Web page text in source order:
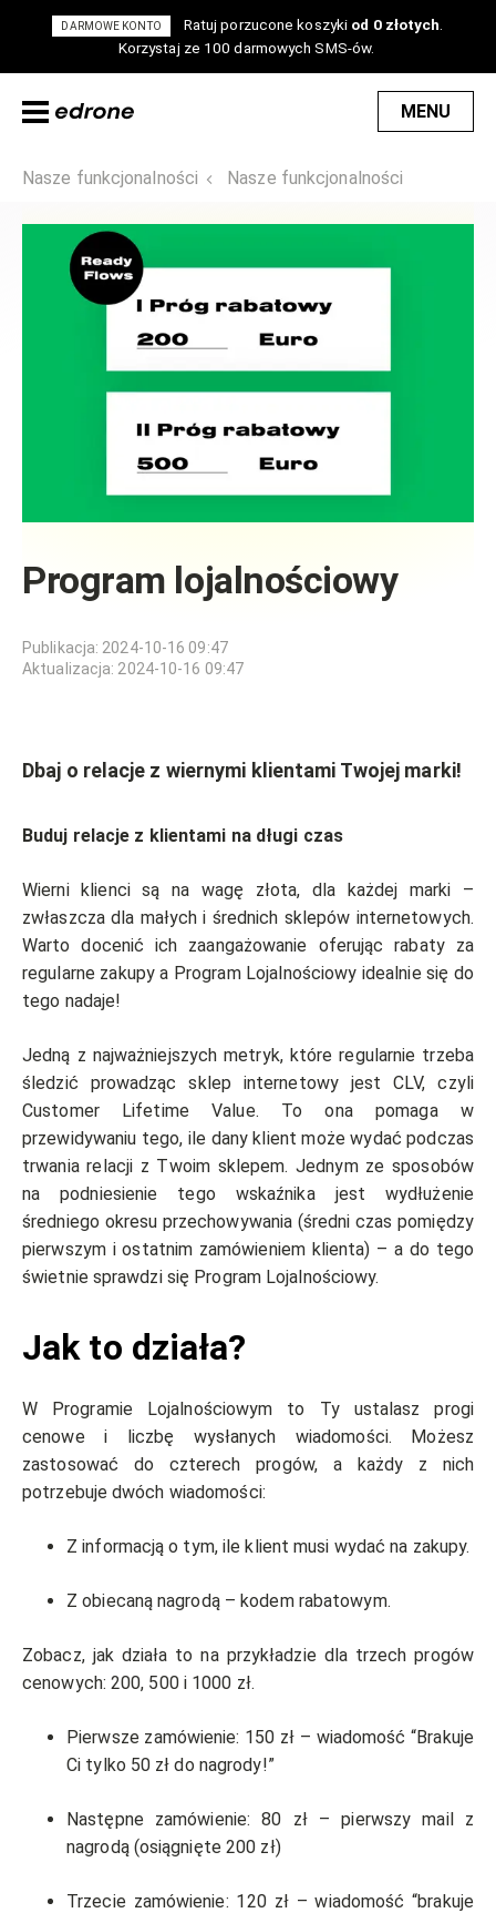
DARMOWE KONTO Ratuj porzucone koszyki od 0 złotych
Korzystaj ze 100 darmowych SMS-ów.
MENU
Nasze funkcjonalności Nasze funkcjonalności
Program lojalnościowy
Publikacja: 2024-10-16 09:47
Aktualizacja: 2024-10-16 09:47
Dbaj o relacje z wiernymi klientami Twojej marki!
Buduj relacje z klientami na długi czas
Wierni klienci są na wagę złota, dla każdej marki –
zwłaszcza dla małych i średnich sklepów internetowych.
Warto docenić ich zaangażowanie oferując rabaty za
regularne zakupy a Program Lojalnościowy idealnie się do
tego nadaje!
Jedną z najważniejszych metryk, które regularnie trzeba
śledzić prowadząc sklep internetowy jest CLV, czyli
Customer Lifetime Value. To ona pomaga w
przewidywaniu tego, ile dany klient może wydać podczas
trwania relacji z Twoim sklepem. Jednym ze sposobów
na podniesienie tego wskaźnika jest wydłużenie
średniego okresu przechowywania (średni czas pomiędzy
pierwszym i ostatnim zamówieniem klienta) – a do tego
świetnie sprawdzi się Program Lojalnościowy.
Jak to działa?
W Programie Lojalnościowym to Ty ustalasz progi
cenowe i liczbę wysłanych wiadomości. Możesz
zastosować do czterech progów, a każdy z nich
potrzebuje dwóch wiadomości:
Z informacją o tym, ile klient musi wydać na zakupy.
Z obiecaną nagrodą – kodem rabatowym.
Zobacz, jak działa to na przykładzie dla trzech progów
cenowych: 200, 500 i 1000 zł.
Pierwsze zamówienie: 150 zł – wiadomość “Brakuje
Ci tylko 50 zł do nagrody!”
Następne zamówienie: 80 zł – pierwszy mail z
nagrodą (osiągnięte 200 zł)
Trzecie zamówienie: 120 zł – wiadomość “brakuje